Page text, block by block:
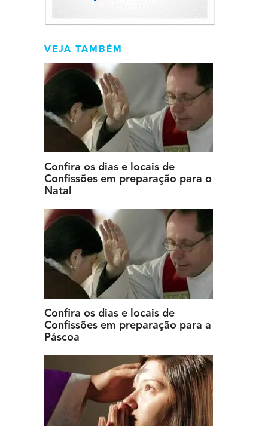
VEJA TAMBÉM
Confira os dias e locais de
Confissões em preparação para o
Natal
Confira os dias e locais de
Confissões em preparação para a
Páscoa